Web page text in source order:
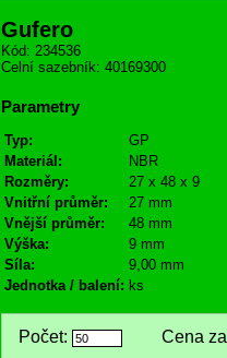
Gufero
Kód: 234536
Celní sazebník: 40169300
Parametry
Typ:
GP
Materiál:
NBR
Rozměry:
27 x 48 x 9
Vnitřní průměr:
27 mm
Vnější průměr:
48 mm
Výška:
9 mm
Síla:
9,00 mm
Jednotka / balení: ks
Počet: Cena za